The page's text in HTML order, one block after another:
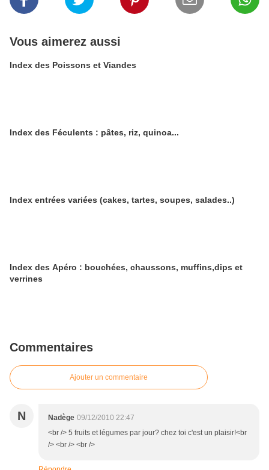
Vous aimerez aussi
Index des Poissons et Viandes
Index des Féculents : pâtes, riz, quinoa...
Index entrées variées (cakes, tartes, soupes, salades..)
Index des Apéro : bouchées, chaussons, muffins,dips et
verrines
Commentaires
Ajouter un commentaire
N Nadège 09/12/2010 22:47
<br /> 5 fruits et légumes par jour? chez toi c'est un plaisir!<br
/> <br /> <br />